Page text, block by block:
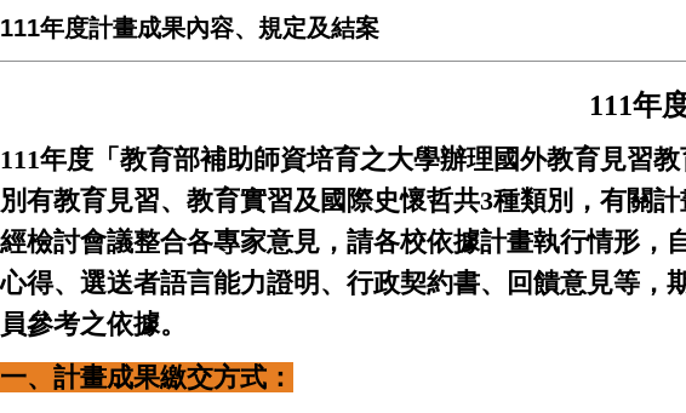
111年度計畫成果內容、規定及結案
111年
111年度 「教育部補助師資培育之大學辦理國外教育見習
別有教育見習、教育實習及國際史懷哲共3種類別，有關
經檢討會議整合各專家意見，請各校依據計畫執行情形，
心得、選送者語言能力證明、行政契約書、回饋意見等，
員參考之依據。
一、計畫成果繳交方式：